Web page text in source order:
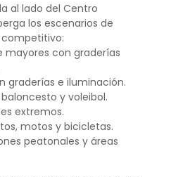
al lado del Centro
los escenarios de
mayores con graderías
graderías e iluminación.
y voleibol.
extremos.
motos y bicicletas.
peatonales y áreas